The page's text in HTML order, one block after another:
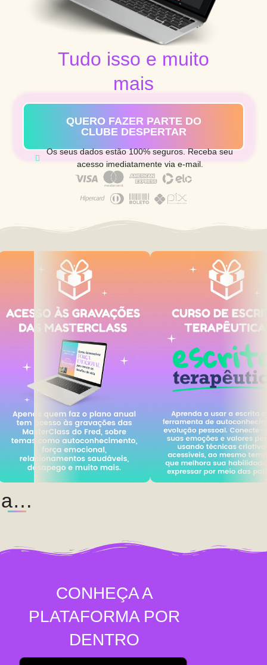
Tudo isso e muito
mais
QUERO FAZER PARTE DO
CLUBE DESPERTAR
Os seus dados estão 100% seguros. Receba seu
acesso imediatamente via e-mail.
Entrando
no
anual,
você
ainda
terá
acesso
a…
CONHEÇA A
PLATAFORMA POR
DENTRO